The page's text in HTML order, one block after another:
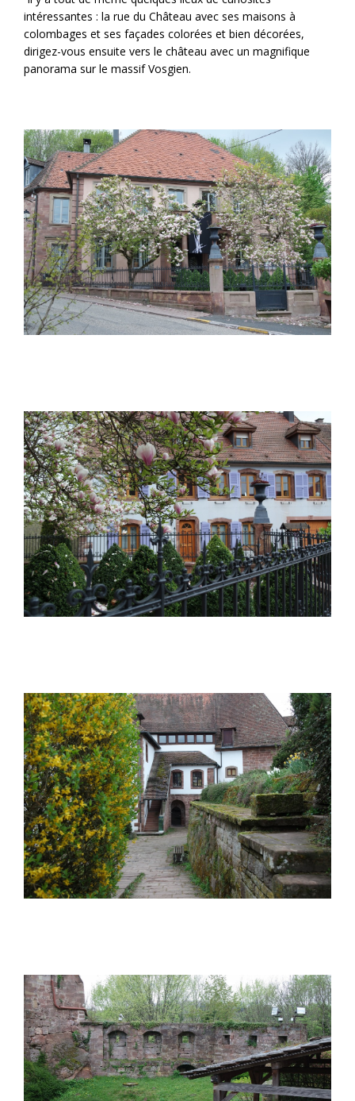
intéressantes : la rue du Château avec ses maisons à
colombages et ses façades colorées et bien décorées,
dirigez-vous ensuite vers le château avec un magnifique
panorama sur le massif Vosgien.